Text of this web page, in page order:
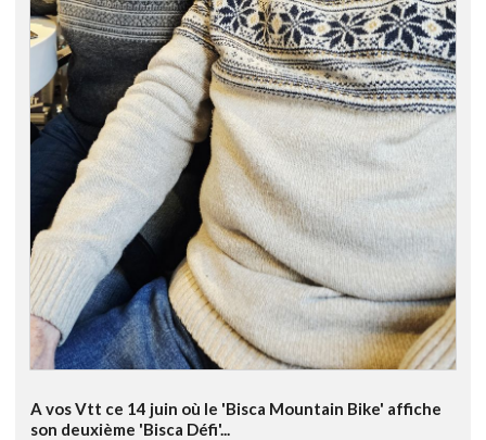
A vos Vtt ce 14 juin où le 'Bisca Mountain Bike' affiche
son deuxième 'Bisca Défi'...